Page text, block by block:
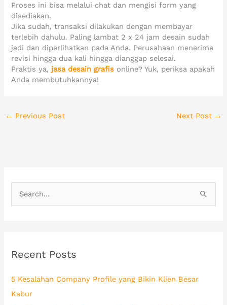
Proses ini bisa melalui chat dan mengisi form yang
disediakan.
Jika sudah, transaksi dilakukan dengan membayar
terlebih dahulu. Paling lambat 2 x 24 jam desain sudah
jadi dan diperlihatkan pada Anda. Perusahaan menerima
revisi hingga dua kali hingga dianggap selesai.
Praktis ya, jasa desain grafis online? Yuk, periksa apakah
Anda membutuhkannya!
← Previous Post Next Post →
c
f
o
Recent Posts
5 Kesalahan Company Profile yang Bikin Klien Besar
Kabur